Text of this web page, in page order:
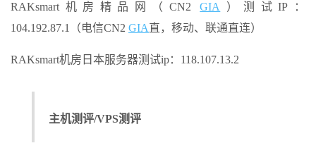
RAKsmart机房精品网（CN2GIA
）测试IP：
104.192.87.1（电信CN2 GIA直，移动、联通直连）
RAKsmart机房日本服务器测试ip：118.107.13.2
主机测评/VPS测评